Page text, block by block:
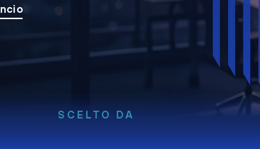
SCELTO DA